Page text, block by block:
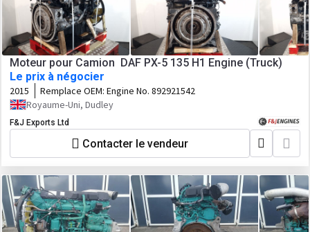
Moteur pour Camion DAF PX-5 135 H1 Engine (Truck)
Le prix à négocier
2015 Remplace OEM: Engine No. 892921542
Royaume-Uni, Dudley
F&J Exports Ltd
Contacter le vendeur